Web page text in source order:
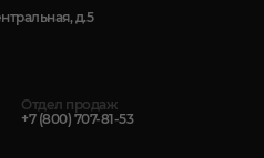
д.5
Отдел продаж
+7 (800) 707-81-53